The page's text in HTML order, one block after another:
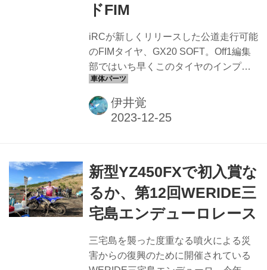
ドFIM
iRCが新しくリリースした公道走行可能
のFIMタイヤ、GX20 SOFT。Off1編集
部ではいち早くこのタイヤのインプレ
ッション取材をすることができた。
JNCCのトップライダーであり、インプ
レッションにも定評のある内嶋亮に、
伊井覚
新型YZ450FXで初入賞な
るか、第12回WERIDE三
宅島エンデューロレース
三宅島を襲った度重なる噴火による災
害からの復興のために開催されている